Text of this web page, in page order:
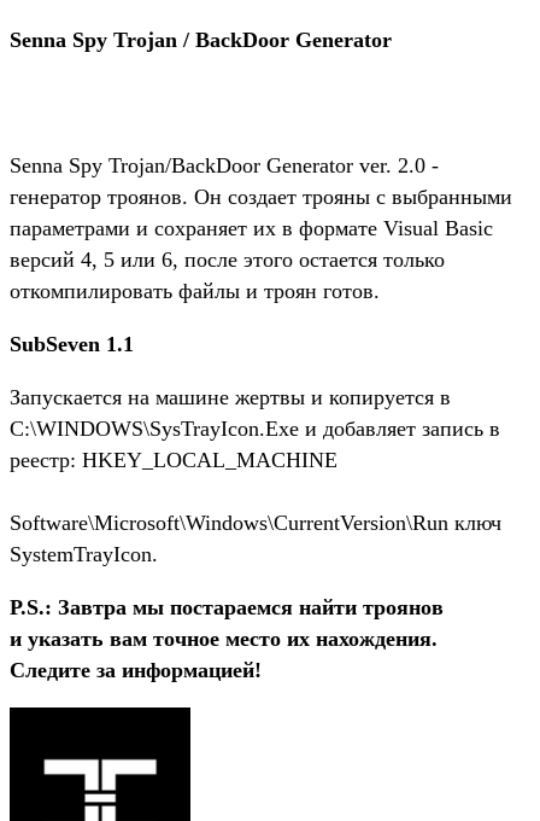
Senna Spy Trojan / BackDoor Generator
Senna Spy Trojan/BackDoor Generator ver. 2.0 -
генератор троянов. Он создает трояны с выбранными
параметрами и сохраняет их в формате Visual Basic
версий 4, 5 или 6, после этого остается только
откомпилировать файлы и троян готов.
SubSeven 1.1
Запускается на машине жертвы и копируется в
C:\WINDOWS\SysTrayIcon.Exe и добавляет запись в
реестр: HKEY_LOCAL_MACHINE
Software\Microsoft\Windows\CurrentVersion\Run ключ
SystemTrayIcon.
P.S.: Завтра мы постараемся найти троянов
и указать вам точное место их нахождения.
Следите за информацией!